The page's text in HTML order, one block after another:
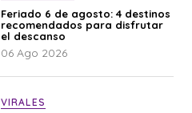
Feriado 6 de agosto: 4 destinos
recomendados para disfrutar
el descanso
06 Ago 2026
VIRALES